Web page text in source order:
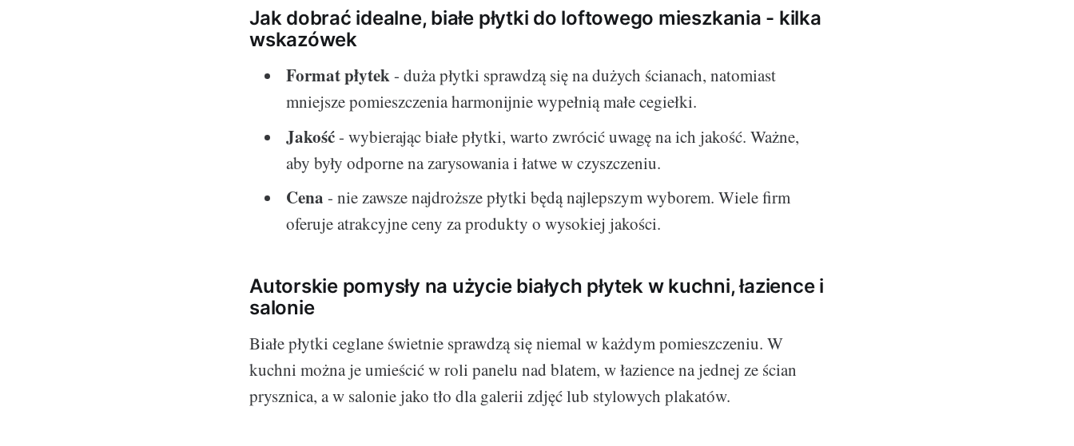
Jak dobrać idealne, białe płytki do loftowego mieszkania - kilka
wskazówek
Format płytek- duża płytki sprawdzą się na dużych ścianach, natomiast
mniejsze pomieszczenia harmonijnie wypełnią małe cegiełki.
Jakość- wybierając białe płytki, warto zwrócić uwagę na ich jakość. Ważne,
aby były odporne na zarysowania i łatwe w czyszczeniu.
Cena - nie zawsze najdroższe płytki będą najlepszym wyborem. Wiele firm
oferuje atrakcyjne ceny za produkty o wysokiej jakości.
Autorskie pomysły na użycie białych płytek w kuchni, łazience i
salonie
Białe płytki ceglane świetnie sprawdzą się niemal w każdym pomieszczeniu. W
kuchni można je umieścić w roli panelu nad blatem, w łazience na jednej ze ścian
prysznica, a w salonie jako tło dla galerii zdjęć lub stylowych plakatów.